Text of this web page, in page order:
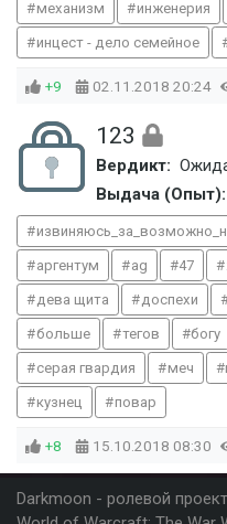
механизм инженерия
инцест - дело семейное
+9 02.11.2018 20:24
123
Вердикт:
Выдача (Опыт):
аргентум ag 47
дева щита доспехи
больше тегов богу
серая гвардия меч
кузнец повар
+8 15.10.2018 08:30
Darkmoon - ролевой